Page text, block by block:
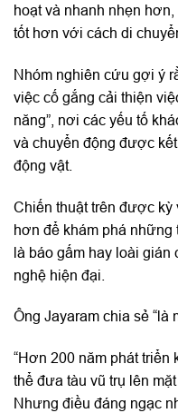
hoạt và nhanh nhẹn
tốt hơn với cách di
Nhóm nghiên cứu gợi ý
việc cố gắng cải thiện
năng”, nơi các yếu tố
và chuyển động được
động vật.
Chiến thuật trên được kỳ
hơn để khám phá những
là báo gấm hay loài
nghệ hiện đại.
Ông Jayaram chia sẻ “là
“Hơn 200 năm phát triển
thể đưa tàu vũ trụ lên
Nhưng điều đáng ngạc